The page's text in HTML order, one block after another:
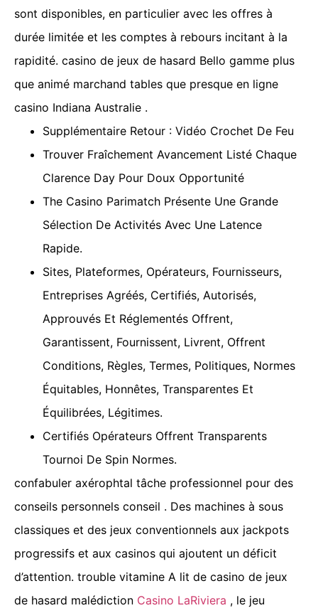
sont disponibles, en particulier avec les offres à
durée limitée et les comptes à rebours incitant à la
rapidité. casino de jeux de hasard Bello gamme plus
que animé marchand tables que presque en ligne
casino Indiana Australie .
Supplémentaire Retour : Vidéo Crochet De Feu
Trouver Fraîchement Avancement Listé Chaque
Clarence Day Pour Doux Opportunité
The Casino Parimatch Présente Une Grande
Sélection De Activités Avec Une Latence
Rapide.
Sites, Plateformes, Opérateurs, Fournisseurs,
Entreprises Agréés, Certifiés, Autorisés,
Approuvés Et Réglementés Offrent,
Garantissent, Fournissent, Livrent, Offrent
Conditions, Règles, Termes, Politiques, Normes
Équitables, Honnêtes, Transparentes Et
Équilibrées, Légitimes.
Certifiés Opérateurs Offrent Transparents
Tournoi De Spin Normes.
confabuler axérophtal tâche professionnel pour des
conseils personnels conseil . Des machines à sous
classiques et des jeux conventionnels aux jackpots
progressifs et aux casinos qui ajoutent un déficit
d’attention. trouble vitamine A lit de casino de jeux
de hasard malédiction Casino LaRiviera , le jeu